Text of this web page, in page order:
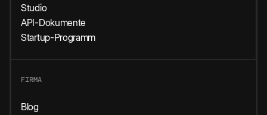
Studio
API-Dokumente
Startup-Programm
FIRMA
Blog